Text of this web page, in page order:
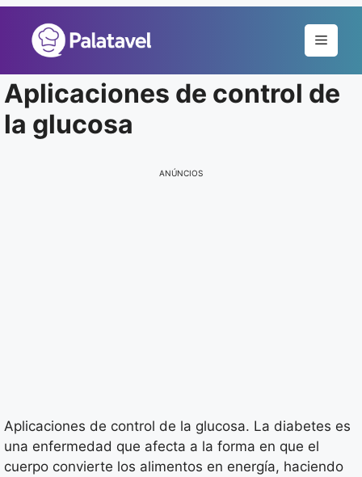
conteúdo
Menu
Aplicaciones de control de
la glucosa
ANÚNCIOS
Aplicaciones de control de la glucosa. La diabetes es
una enfermedad que afecta a la forma en que el
cuerpo convierte los alimentos en energía, haciendo